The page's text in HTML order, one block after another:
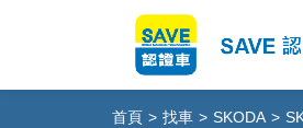
首頁 > 找車 > SKODA >